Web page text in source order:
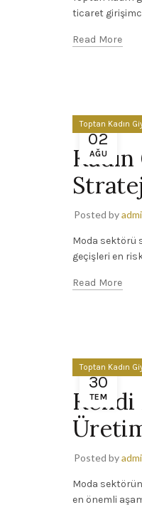
ticaret
Read More
02
AĞU
Toptan Kadın
Posted by
Moda sektörü
geçişleri en
Read More
30
TEM
Toptan Kadın
Kendi
Posted by
Moda
en önemli